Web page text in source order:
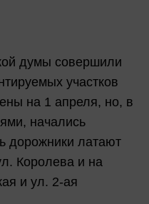
думы совершили
участков
на 1 апреля, но, в
начались
дорожники латают
Королева и на
и ул. 2-ая